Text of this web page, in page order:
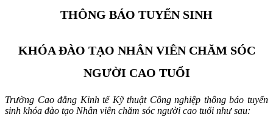
THÔNG BÁO TUYỂN SINH
KHÓAĐÀO TẠO NHÂN VIÊN CHĂM SÓC
NGƯỜI CAO TUỔI
Trường Cao đẳng Kinh tế Kỹ thuật Công nghiệp thông báo tuyển
sinh khóa đào tạo Nhân viên chăm sóc người cao tuổi như sau: